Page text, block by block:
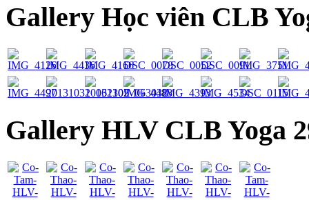
Gallery Học viên CLB
Gallery HLV CLB Yoga